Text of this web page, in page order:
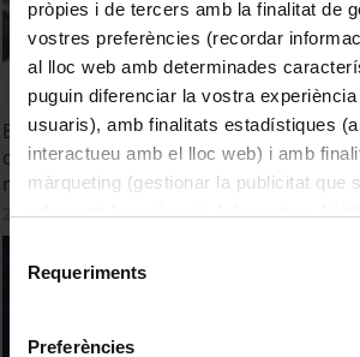
pròpies i de tercers amb la finalitat de
vostres preferències (recordar
al lloc web amb determinades
puguin diferenciar la vostra experiència
usuaris), amb finalitats estadístiques
interactueu amb el lloc web) i amb
màrqueting (gestionar la publicitat que
consultar laPolítica de galetes del
Requeriments
Preferències
Botànica compartida i creació
de Baix de Caldes de Montbui. L’hort:
memòria del patrimoni cultural
29 January, 2025